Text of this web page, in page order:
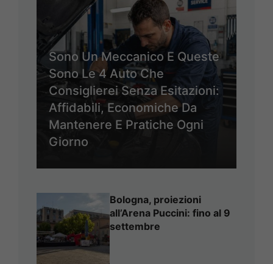
Sono Un Meccanico E Queste
Sono Le 4 Auto Che
Consiglierei Senza Esitazioni:
Affidabili, Economiche Da
Mantenere E Pratiche Ogni
Giorno
Bologna, proiezioni
all’Arena Puccini: fino al 9
settembre